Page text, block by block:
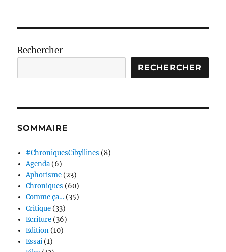
Rechercher
RECHERCHER
SOMMAIRE
#ChroniquesCibyllines (8)
Agenda(6)
Aphorisme(23)
Chroniques (60)
Comme ça…(35)
Critique(33)
Ecriture(36)
Edition(10)
Essai(1)